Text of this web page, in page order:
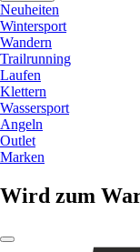
Neuheiten
Wintersport
Wandern
Trailrunning
Laufen
Klettern
Wassersport
Angeln
Outlet
Marken
Wird zum